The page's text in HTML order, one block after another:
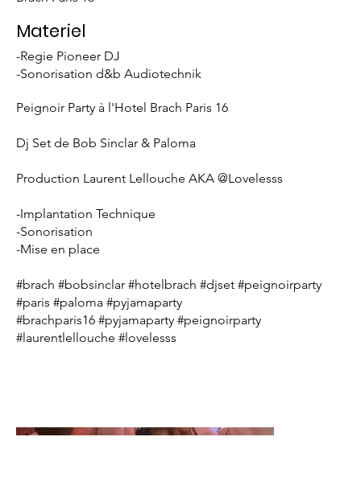
Materiel
-Regie Pioneer DJ
-Sonorisation d&b Audiotechnik
Peignoir Party à l'Hotel Brach Paris 16
Dj Set de Bob Sinclar & Paloma
Production Laurent Lellouche AKA @Lovelesss
-Implantation Technique
-Sonorisation
-Mise en place
#brach #bobsinclar #hotelbrach #djset #peignoirparty
#paris #paloma #pyjamaparty
#brachparis16 #pyjamaparty #peignoirparty
#laurentlellouche #lovelesss